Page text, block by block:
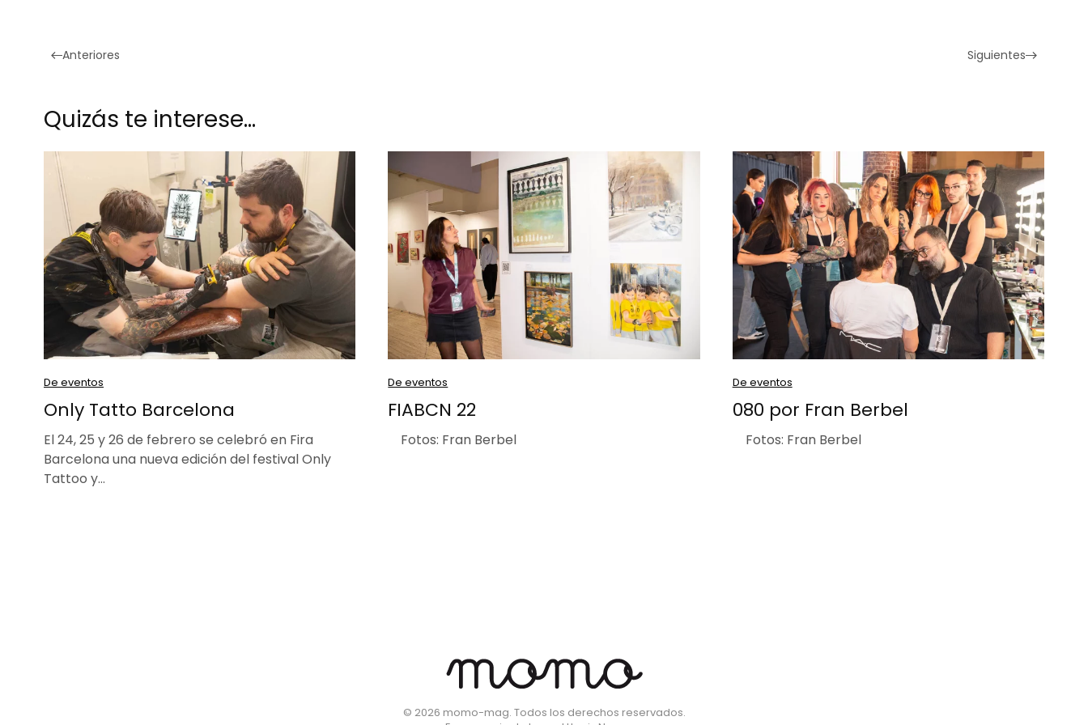
Anteriores Siguientes
Quizás te interese…
De eventos
Only Tatto Barcelona
El 24, 25 y 26 de febrero se celebró en Fira
Barcelona una nueva edición del festival Only
Tattoo y…
De eventos
FIABCN 22
Fotos: Fran Berbel
De eventos
080 por Fran Berbel
Fotos: Fran Berbel
© 2026 momo-mag. Todos los derechos reservados.